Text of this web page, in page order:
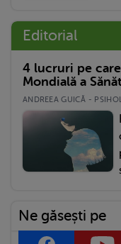
Editorial
4 lucruri pe
Mondială a
ANDREEA GUICĂ -
Ne găsești pe